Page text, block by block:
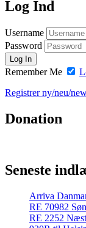
Log Ind
Username
Password
Remember Me
Registrer ny/neu/
Donation
Seneste
Arriva
RE 70982
RE 2252